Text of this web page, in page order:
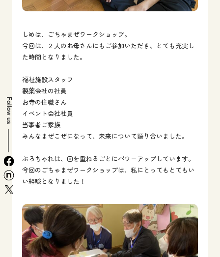
Follow us
facebook
しめは、ごちゃまぜワークショップ。
今回は、２人のお母さんにもご参加いただき、とても充実し
た時間となりました。
福祉施設スタッフ
製薬会社の社員
お寺の住職さん
イベント会社社員
当事者ご家族
みんなまぜこぜになって、未来について語り合いました。
ぷろちゃれは、回を重ねるごとにパワーアップしています。
今回のごちゃまぜワークショップは、私にとってもとてもい
い経験となりました！